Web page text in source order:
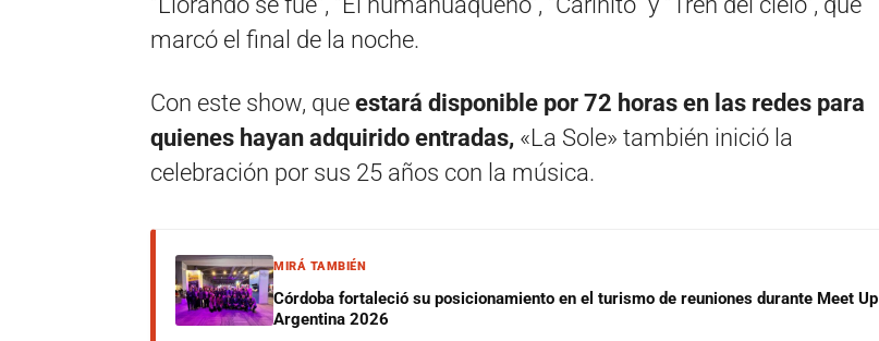
marcó el final de la noche.
Con este show, que estará disponible por 72 horas en las redes para
quienes hayan adquirido entradas, «La Sole» también inició la
celebración por sus 25 años con la música.
MIRÁ TAMBIÉN
Córdoba fortaleció su posicionamiento en el turismo de reuniones durante Meet Up
Argentina 2026